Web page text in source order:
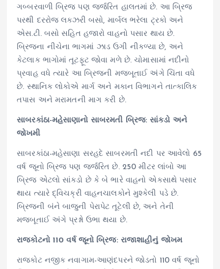
ગબ્બરવાળી બ્રિજ પણ જર્જરિત હાલતમાં છે. આ બ્રિજ
પરથી દરરોજ લક્ઝરી બસો, માર્બલ ભરેલા ટ્રકો અને
એસ.ટી. બસો સહિત હજારો વાહનો પસાર થાય છે.
બ્રિજના નીચેના ભાગમાં ઝાડ ઉગી નીકળ્યા છે, અને
કેટલાક ભાગોમાં તૂટફૂટ જોવા મળે છે. ચોમાસામાં નદીનો
પ્રવાહ વધે ત્યારે આ બ્રિજની મજબૂતાઈ અંગે ચિંતા વધે
છે. સ્થાનિક લોકોએ માર્ગ અને મકાન વિભાગને તાત્કાલિક
તપાસ અને મરામતની માગ કરી છે.
સાબરકાંઠા-મહેસાણાનો સાબરમતી બ્રિજ: સાંકડો અને
જોખમી
સાબરકાંઠા-મહેસાણા સરહદે સાબરમતી નદી પર આવેલો 65
વર્ષ જૂનો બ્રિજ પણ જર્જરિત છે. 250 મીટર લાંબો આ
બ્રિજ એટલો સાંકડો છે કે બે ભારે વાહનો એકસાથે પસાર
થાય ત્યારે દ્વિચક્રી વાહનચાલકોને મુશ્કેલી પડે છે.
બ્રિજની બંને બાજુની પેરાપેટ તૂટેલી છે, અને તેની
મજબૂતાઈ અંગે પ્રશ્નો ઉભા થયા છે.
રાજકોટનો 110 વર્ષ જૂનો બ્રિજ: રાજાશાહીનું જોખમ
રાજકોટ નજીક નવાગામ-આણંદપરને જોડતો 110 વર્ષ જૂનો